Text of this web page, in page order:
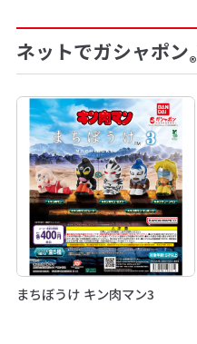
ネットでガシャポン®
まちぼうけ キン肉マン3